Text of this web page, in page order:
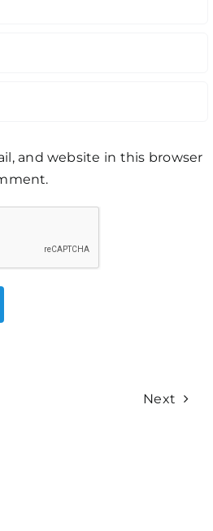
and website in this browser
Next